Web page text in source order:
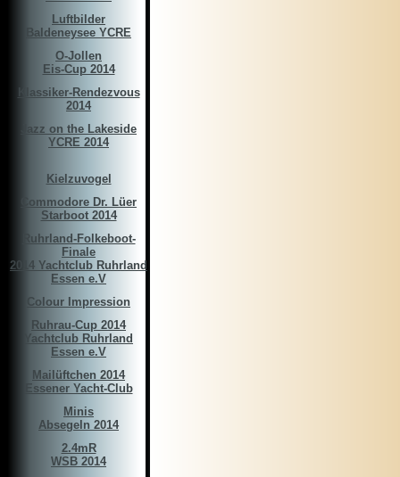
Luftbilder
Baldeneysee YCRE
O-Jollen
Eis-Cup 2014
Klassiker-Rendezvous
2014
Jazz on the Lakeside
YCRE 2014
Kielzuvogel
Commodore Dr. Lüer
Starboot 2014
Ruhrland-Folkeboot-
Finale
2014 Yachtclub Ruhrland
Essen e.V
Colour Impression
Ruhrau-Cup 2014
Yachtclub Ruhrland
Essen e.V
Mailüftchen 2014
Essener Yacht-Club
Minis
Absegeln 2014
2.4mR
WSB 2014